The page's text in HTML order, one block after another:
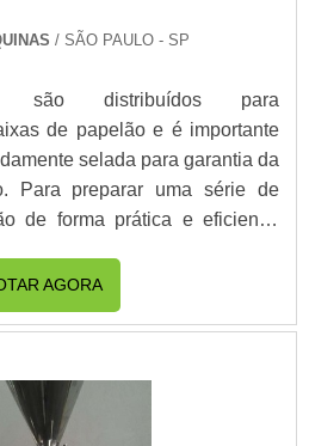
/ SÃO PAULO - SP
são distribuídos para
de papelão e é importante
selada para garantia da
Para preparar uma série de
de forma prática e eficiente,
em diversos modelos, o ideal
adequa-se a determinados
de caixa, tamanho de fita e
AGORA